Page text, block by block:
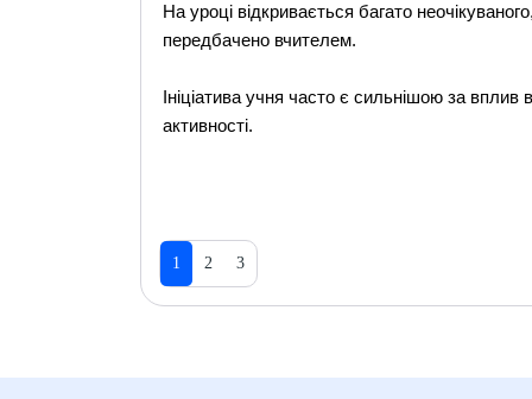
На уроці відкривається багато
передбачено вчителем.
Ініціатива учня часто є сильнішою за
активності.
1 2 3